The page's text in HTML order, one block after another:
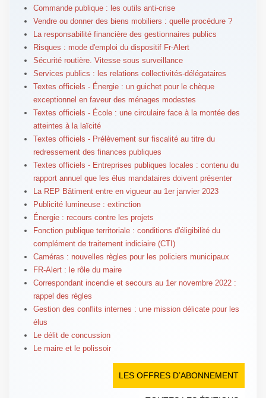
Commande publique : les outils anti-crise
Vendre ou donner des biens mobiliers : quelle procédure ?
La responsabilité financière des gestionnaires publics
Risques : mode d'emploi du dispositif Fr-Alert
Sécurité routière. Vitesse sous surveillance
Services publics : les relations collectivités-délégataires
Textes officiels - Énergie : un guichet pour le chèque
exceptionnel en faveur des ménages modestes
Textes officiels - École : une circulaire face à la montée des
atteintes à la laïcité
Textes officiels - Prélèvement sur fiscalité au titre du
redressement des finances publiques
Textes officiels - Entreprises publiques locales : contenu du
rapport annuel que les élus mandataires doivent présenter
La REP Bâtiment entre en vigueur au 1er janvier 2023
Publicité lumineuse : extinction
Énergie : recours contre les projets
Fonction publique territoriale : conditions d'éligibilité du
complément de traitement indiciaire (CTI)
Caméras : nouvelles règles pour les policiers municipaux
FR-Alert : le rôle du maire
Correspondant incendie et secours au 1er novembre 2022 :
rappel des règles
Gestion des conflits internes : une mission délicate pour les
élus
Le délit de concussion
Le maire et le polissoir
LES OFFRES D’ABONNEMENT